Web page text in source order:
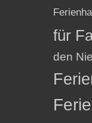
für
den